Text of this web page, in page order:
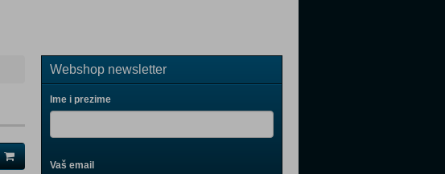
Webshop newsletter
Ime i prezime
Vaš email